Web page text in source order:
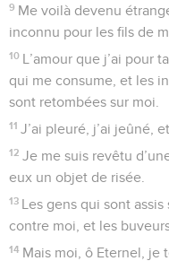
9 Me voilà devenu
inconnu pour les fils de
10 L’amour que j’ai pour
qui me consume, et les
sont retombées sur moi.
11 J’ai pleuré, j’ai jeûné,
12 Je me suis revêtu
eux un objet de risée.
13 Les gens qui sont
contre moi, et les
14 Mais moi, ô Eternel, je